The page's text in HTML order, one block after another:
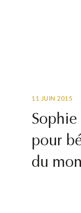
11 JUIN 2015
pour
du